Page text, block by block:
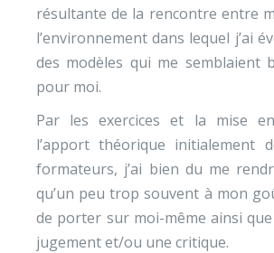
résultante de la rencontre entre
l’environnement dans lequel j’ai
des modèles qui me semblaient
pour moi.
Par les exercices et la mise
l’apport théorique initialement
formateurs, j’ai bien du me
qu’un peu trop souvent à mon
de porter sur moi-même ainsi
jugement et/ou une critique.